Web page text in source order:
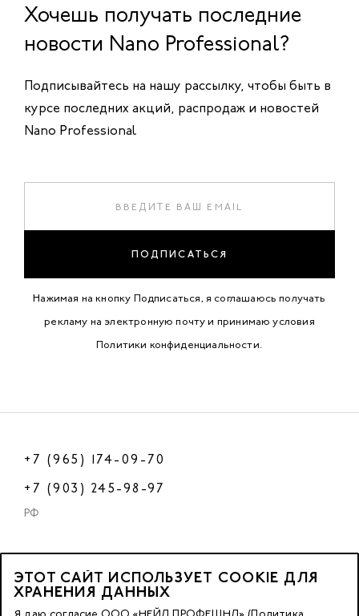
Хочешь получать последние
новости Nano Professional?
Подписывайтесь на нашу рассылку, чтобы быть в
курсе последних акций, распродаж и новостей
Nano Professional
ПОДПИСАТЬСЯ
Нажимая на кнопку Подписаться, я соглашаюсь получать
рекламу на электронную почту и принимаю условия
Политики конфиденциальности.
+7 (965) 174-09-70
+7 (903) 245-98-97
РФ
2023 © OOO «Нейл Профешнл».
Все права защищены.
ЭТОТ САЙТ ИСПОЛЬЗУЕТ COOKIE ДЛЯ
ХРАНЕНИЯ ДАННЫХ